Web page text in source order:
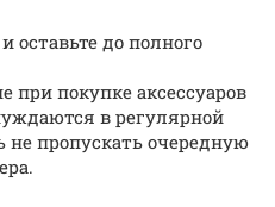
оставьте до полного
при покупке аксессуаров
в регулярной
не пропускать очередную